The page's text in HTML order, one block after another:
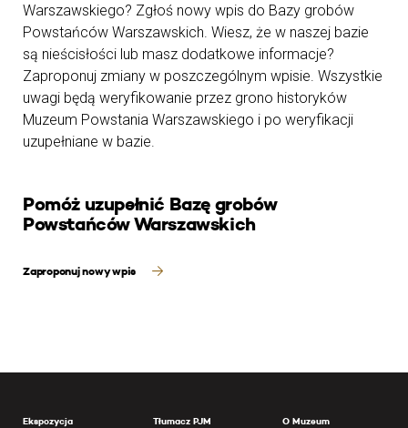
Warszawskiego? Zgłoś nowy wpis do Bazy grobów
Powstańców Warszawskich. Wiesz, że w naszej bazie
są nieścisłości lub masz dodatkowe informacje?
Zaproponuj zmiany w poszczególnym wpisie. Wszystkie
uwagi będą weryfikowanie przez grono historyków
Muzeum Powstania Warszawskiego i po weryfikacji
uzupełniane w bazie.
Pomóż uzupełnić Bazę grobów
Powstańców Warszawskich
Zaproponuj nowy wpis
Ekspozycja Tłumacz PJM
O Muzeum